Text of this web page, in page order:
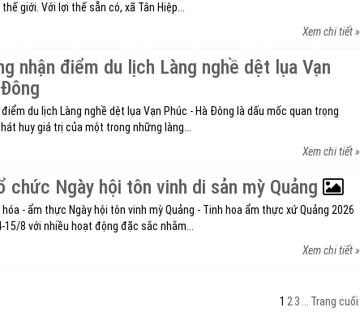
giới. Với lợi thế sẵn có, xã Tân Hiệp...
Xem chi tiết »
nhận điểm du lịch Làng nghề dệt lụa Vạn
điểm du lịch Làng nghề dệt lụa Vạn Phúc - Hà Đông là dấu mốc quan trọng
huy giá trị của một trong những làng...
Xem chi tiết »
chức Ngày hội tôn vinh di sản mỳ Quảng
- ẩm thực Ngày hội tôn vinh mỳ Quảng - Tinh hoa ẩm thực xứ Quảng 2026
8 với nhiều hoạt động đặc sắc nhằm...
Xem chi tiết »
1 2 3 Trang cuối